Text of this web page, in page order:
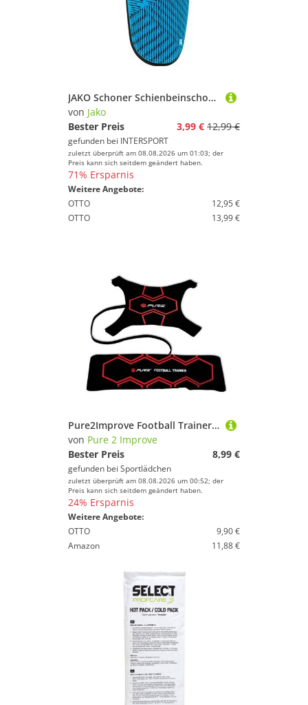
JAKO Schoner Schienbeinschoner Performance
von Jako
Bester Preis
3,99 € 12,99 €
gefunden bei INTERSPORT
zuletzt überprüft am 08.08.2026 um 01:03; der
Preis kann sich seitdem geändert haben.
71% Ersparnis
Weitere Angebote:
OTTO
12,95 €
OTTO
13,99 €
Pure2Improve Football Trainer – Gürtel, 5 m Elastikseil
von Pure 2 Improve
Bester Preis
8,99 €
gefunden bei Sportlädchen
zuletzt überprüft am 08.08.2026 um 00:52; der
Preis kann sich seitdem geändert haben.
24% Ersparnis
Weitere Angebote:
OTTO
9,90 €
Amazon
11,88 €